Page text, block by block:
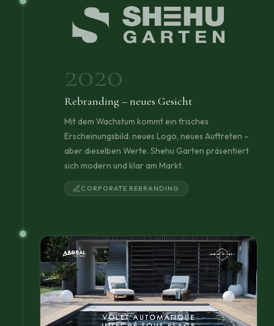
2020
Rebranding – neues Gesicht
Mit dem Wachstum kommt ein frisches
Erscheinungsbild: neues Logo, neues Auftreten –
aber dieselben Werte. Shehu Garten präsentiert
sich modern und klar am Markt.
CORPORATE REBRANDING